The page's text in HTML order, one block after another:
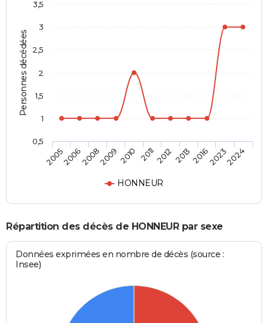
Personnes décédées
HONNEUR
20052006200820092010 201120122013201620232024
0,5
1
1,5
2
2,5
3
3,5
Répartition des décès de HONNEUR par sexe
Données exprimées en nombre de décès (source :
Insee)